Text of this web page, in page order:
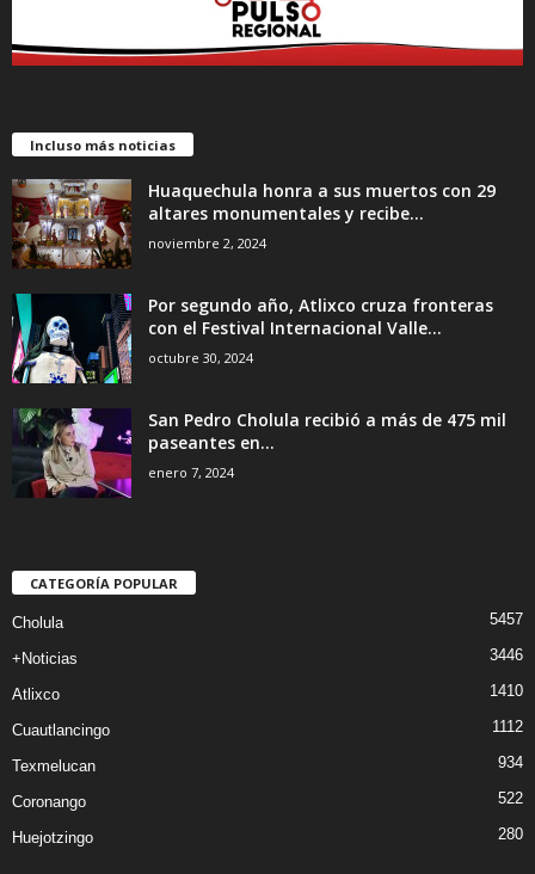
Incluso más noticias
Huaquechula honra a sus muertos con 29
altares monumentales y recibe...
noviembre 2, 2024
Por segundo año, Atlixco cruza fronteras
con el Festival Internacional Valle...
octubre 30, 2024
San Pedro Cholula recibió a más de 475 mil
paseantes en...
enero 7, 2024
CATEGORÍA POPULAR
Cholula 5457
+Noticias 3446
Atlixco 1410
Cuautlancingo 1112
Texmelucan 934
Coronango 522
Huejotzingo 280